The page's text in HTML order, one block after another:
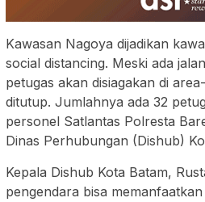
Kawasan Nagoya dijadikan
social distancing. Meski ada
petugas akan disiagakan di
ditutup. Jumlahnya ada 32
personel Satlantas Polresta
Dinas Perhubungan (Dishub)
Kepala Dishub Kota Batam,
pengendara bisa